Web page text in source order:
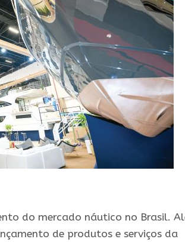
do mercado náutico no Brasil.
de produtos e serviços da